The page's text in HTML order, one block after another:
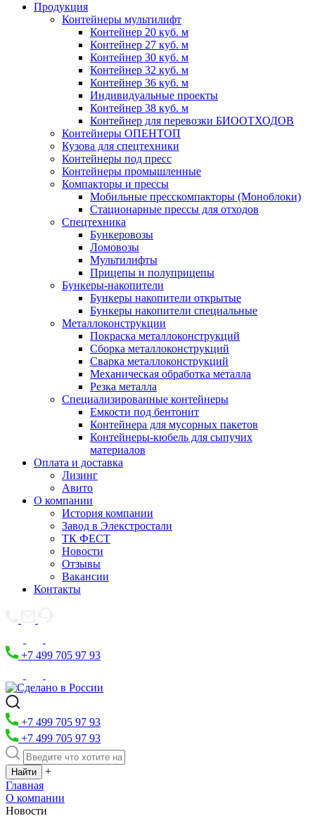
Продукция
Контейнеры мультилифт
Контейнер 20 куб. м
Контейнер 27 куб. м
Контейнер 30 куб. м
Контейнер 32 куб. м
Контейнер 36 куб. м
Индивидуальные проекты
Контейнер 38 куб. м
Контейнер для перевозки БИООТХОДОВ
Контейнеры ОПЕНТОП
Кузова для спецтехники
Контейнеры под пресс
Контейнеры промышленные
Компакторы и прессы
Мобильные пресскомпакторы (Моноблоки)
Стационарные прессы для отходов
Спецтехника
Бункеровозы
Ломовозы
Мультилифты
Прицепы и полуприцепы
Бункеры-накопители
Бункеры накопители открытые
Бункеры накопители специальные
Металлоконструкции
Покраска металлоконструкций
Сборка металлоконструкций
Сварка металлоконструкций
Механическая обработка металла
Резка металла
Специализированные контейнеры
Емкости под бентонит
Контейнера для мусорных пакетов
Контейнеры-кюбель для сыпучих
материалов
Оплата и доставка
Лизинг
Авито
О компании
История компании
Завод в Элекстростали
ТК ФЕСТ
Новости
Отзывы
Вакансии
Контакты
+7 499 705 97 93
+7 499 705 97 93
+7 499 705 97 93
+
Главная
О компании
Новости